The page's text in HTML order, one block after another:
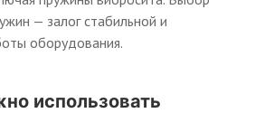
— залог стабильной и
оборудования.
использовать